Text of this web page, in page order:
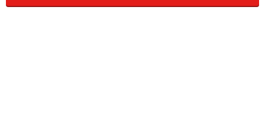
・写真をすぐさま油彩絵画風にアレンジ